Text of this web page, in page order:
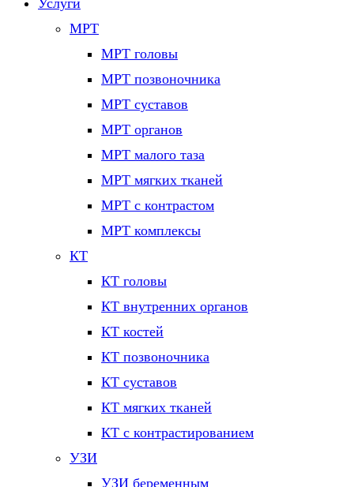
Услуги
МРТ
МРТ головы
МРТ позвоночника
МРТ суставов
МРТ органов
МРТ малого таза
МРТ мягких тканей
МРТ с контрастом
МРТ комплексы
КТ
КТ головы
КТ внутренних органов
КТ костей
КТ позвоночника
КТ суставов
КТ мягких тканей
КТ с контрастированием
УЗИ
УЗИ беременным